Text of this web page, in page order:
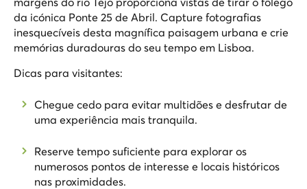
da icónica Ponte 25 de Abril. Capture fotografias
inesquecíveis desta magnífica paisagem urbana e crie
memórias duradouras do seu tempo em Lisboa.
Dicas para visitantes:
Chegue cedo para evitar multidões e desfrutar de
uma experiência mais tranquila.
Reserve tempo suficiente para explorar os
numerosos pontos de interesse e locais históricos
nas proximidades.